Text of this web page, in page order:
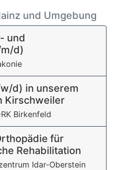
und Umgebung
und
d)
d) in unserem
Kirschweiler
Birkenfeld
für
Rehabilitation
Idar-Oberstein